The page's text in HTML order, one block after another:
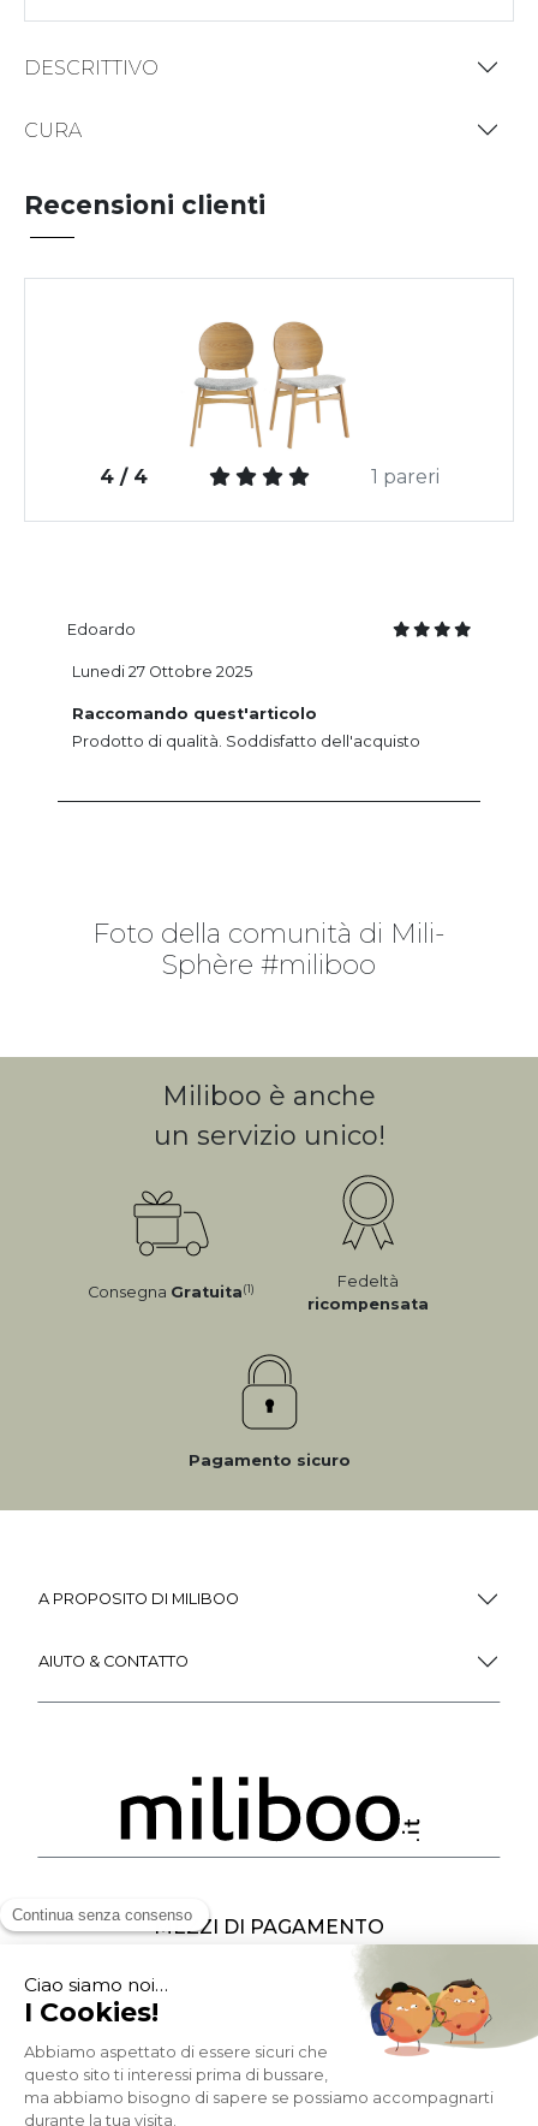
DESCRITTIVO
CURA
Recensioni clienti
4 / 4 1 pareri
Edoardo
Raccomando quest'articolo
Prodotto di qualità. Soddisfatto dell'acquisto
Lunedi 27 Ottobre 2025
Foto della comunità di Mili-
Sphère #miliboo
Miliboo è anche
un servizio unico!
Consegna Gratuita(1)
Fedeltà
ricompensata
Pagamento sicuro
A PROPOSITO DI MILIBOO
AIUTO & CONTATTO
MEZZI DI PAGAMENTO
SOCIAL NETWORK